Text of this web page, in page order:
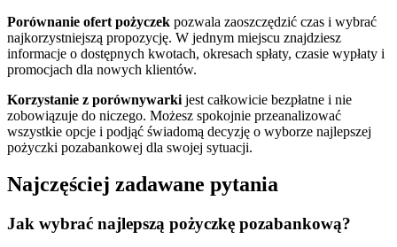
Porównanie ofert pożyczek pozwala zaoszczędzić czas i wybrać
najkorzystniejszą propozycję. W jednym miejscu znajdziesz
informacje o dostępnych kwotach, okresach spłaty, czasie wypłaty i
promocjach dla nowych klientów.
Korzystanie z porównywarki jest całkowicie bezpłatne i nie
zobowiązuje do niczego. Możesz spokojnie przeanalizować
wszystkie opcje i podjąć świadomą decyzję o wyborze najlepszej
pożyczki pozabankowej dla swojej sytuacji.
Najczęściej zadawane pytania
Jak wybrać najlepszą pożyczkę pozabankową?